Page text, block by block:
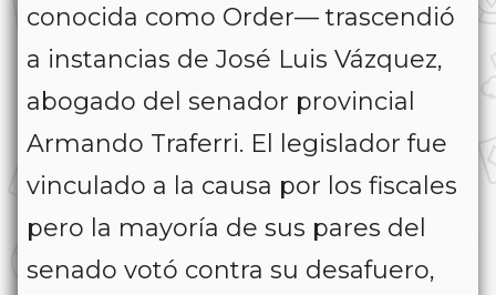
conocida como Order— trascendió
a instancias de José Luis Vázquez,
abogado del senador provincial
Armando Traferri. El legislador fue
vinculado a la causa por los fiscales
pero la mayoría de sus pares del
senado votó contra su desafuero,